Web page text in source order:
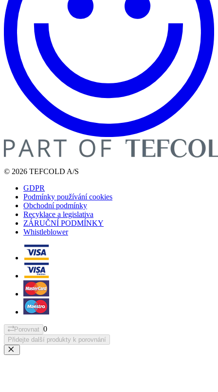
© 2026 TEFCOLD A/S
GDPR
Podmínky používání cookies
Obchodní podmínky
Recyklace a legislativa
ZÁRUČNÍ PODMÍNKY
Whistleblower
Porovnat 0
Přidejte další produkty k porovnání